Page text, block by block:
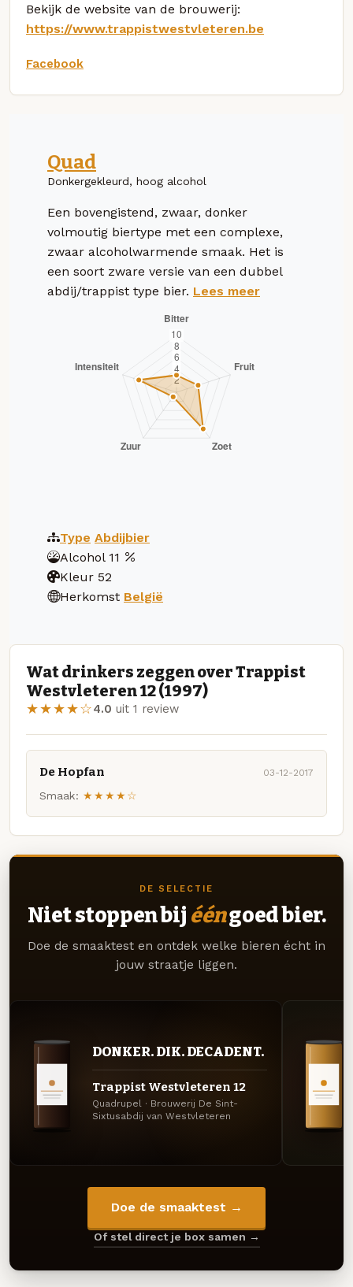
Bekijk de website van de brouwerij:
https://www.trappistwestvleteren.be
Facebook
Quad
Donkergekleurd, hoog alcohol
Een bovengistend, zwaar, donker
volmoutig biertype met een complexe,
zwaar alcoholwarmende smaak. Het is
een soort zware versie van een dubbel
abdij/trappist type bier. Lees meer
Type Abdijbier
Alcohol 11
Kleur 52
Herkomst België
Wat drinkers zeggen over Trappist
Westvleteren 12 (1997)
★★★★☆4.0 uit 1 review
De Hopfan 03-12-2017
Smaak: ★★★★☆
DE SELECTIE
Niet stoppen bij ééngoed bier.
Doe de smaaktest en ontdek welke bieren écht in
jouw straatje liggen.
DONKER. DIK. DECADENT.
Trappist Westvleteren 12
Quadrupel · Brouwerij De Sint-
Sixtusabdij van Westvleteren
Doe de smaaktest →
Of stel direct je box samen →